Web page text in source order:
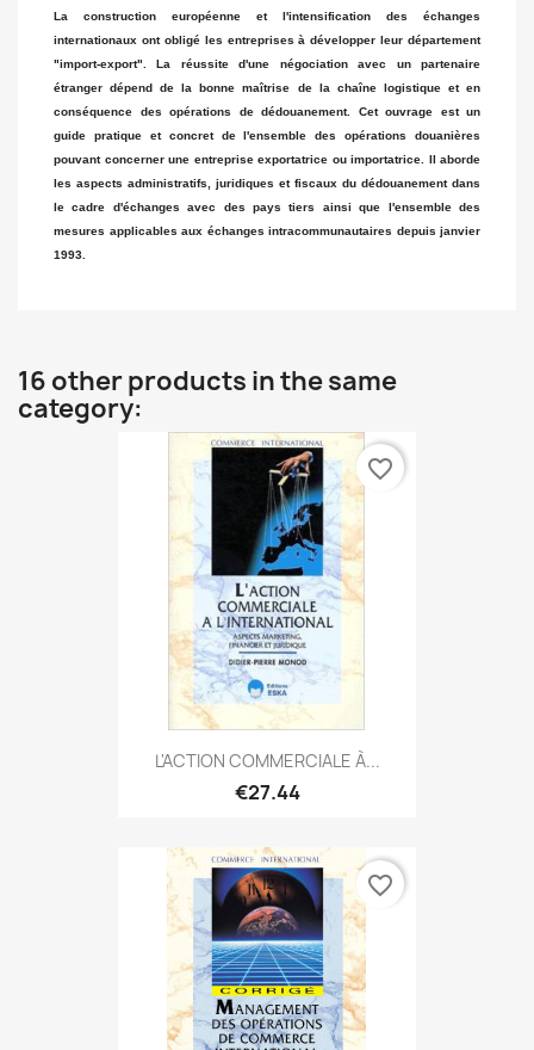
La construction européenne et l'intensification des échanges
internationaux ont obligé les entreprises à développer leur département
"import-export". La réussite d'une négociation avec un partenaire
étranger dépend de la bonne maîtrise de la chaîne logistique et en
conséquence des opérations de dédouanement. Cet ouvrage est un
guide pratique et concret de l'ensemble des opérations douanières
pouvant concerner une entreprise exportatrice ou importatrice. Il aborde
les aspects administratifs, juridiques et fiscaux du dédouanement dans
le cadre d'échanges avec des pays tiers ainsi que l'ensemble des
mesures applicables aux échanges intracommunautaires depuis janvier
1993.
16 other products in the same
category:
L'ACTION COMMERCIALE À...
€27.44
favorite_border
favorite_border